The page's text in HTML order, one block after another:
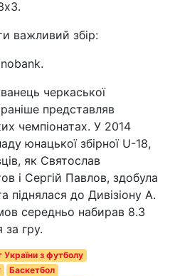
важливий збір:
черкаської
представляв
чемпіонатах. У 2014
юнацької збірної U-18,
як Святослав
і Сергій Павлов, здобула
піднялася до Дивізіону А.
середньо набирав 8.3
за гру.
України з футболу
Баскетбол